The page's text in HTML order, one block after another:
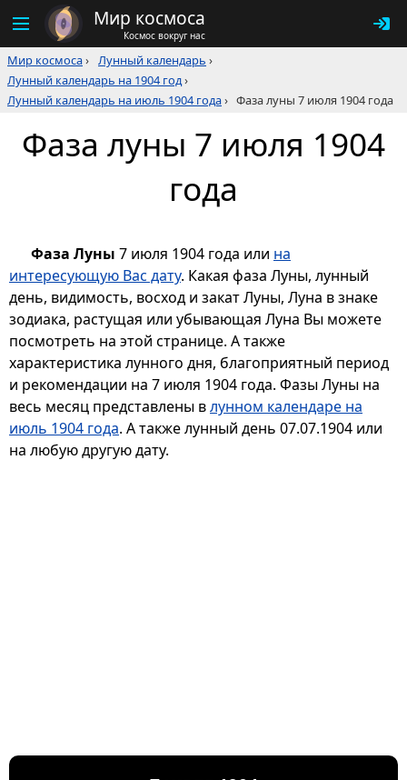
Мир космоса
Космос вокруг нас
Мир космоса› Лунный календарь ›
Лунный календарь на 1904 год›
Лунный календарь на июль 1904 года› Фаза луны 7 июля 1904 года
Фаза луны 7 июля 1904
года
Фаза Луны 7 июля 1904 года или на
интересующую Вас дату. Какая фаза Луны, лунный
день, видимость, восход и закат Луны, Луна в знаке
зодиака, растущая или убывающая Луна Вы можете
посмотреть на этой странице. А также
характеристика лунного дня, благоприятный период
и рекомендации на 7 июля 1904 года. Фазы Луны на
весь месяц представлены влунном календаре на
июль 1904 года. А также лунный день 07.07.1904 или
на любую другую дату.